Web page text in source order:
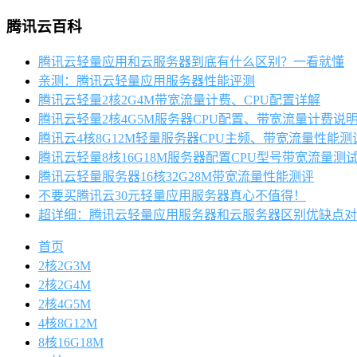
腾讯云百科
腾讯云轻量应用和云服务器到底有什么区别？一看就懂
亲测：腾讯云轻量应用服务器性能评测
腾讯云轻量2核2G4M带宽流量计费、CPU配置详解
腾讯云轻量2核4G5M服务器CPU配置、带宽流量计费说明
腾讯云4核8G12M轻量服务器CPU主频、带宽流量性能测
腾讯云轻量8核16G18M服务器配置CPU型号带宽流量测
腾讯云轻量服务器16核32G28M带宽流量性能测评
不要买腾讯云30元轻量应用服务器真心不值得！
超详细：腾讯云轻量应用服务器和云服务器区别优缺点
首页
2核2G3M
2核2G4M
2核4G5M
4核8G12M
8核16G18M